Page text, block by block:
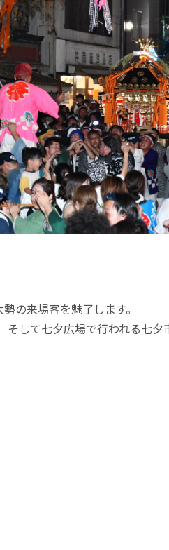
の来場客を魅了します。
して七夕広場で行われる七